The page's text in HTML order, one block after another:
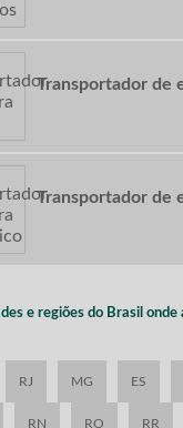
Transportador de
Transportador de
e regiões do Brasil
RJ MG ES
RN RO RR